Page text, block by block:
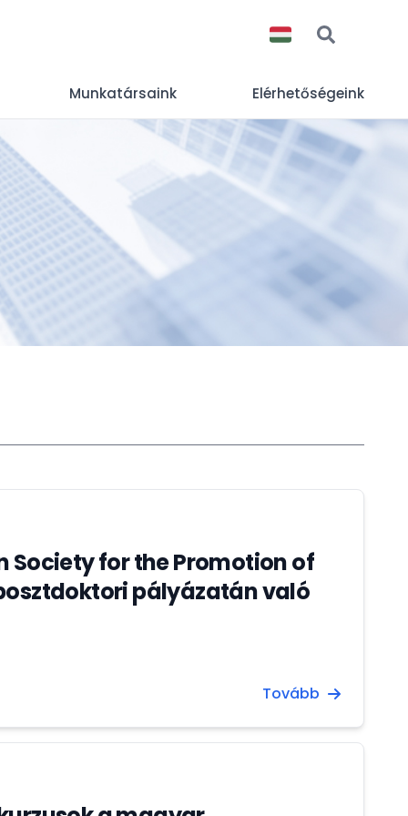
Munkatársaink Elérhetőségeink
Society for the Promotion of
pályázatán való
Tovább